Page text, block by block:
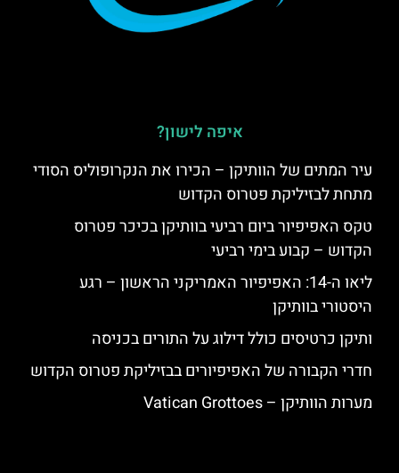
איפה לישון?
עיר המתים של הוותיקן – הכירו את הנקרופוליס הסודי
מתחת לבזיליקת פטרוס הקדוש
טקס האפיפיור ביום רביעי בוותיקן בכיכר פטרוס
הקדוש – קבוע בימי רביעי
ליאו ה-14: האפיפיור האמריקני הראשון – רגע
היסטורי בוותיקן
ותיקן כרטיסים כולל דילוג על התורים בכניסה
חדרי הקבורה של האפיפיורים בבזיליקת פטרוס הקדוש
מערות הוותיקן – Vatican Grottoes